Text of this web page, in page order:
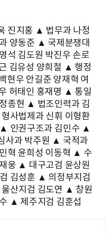
진지홍 ▲ 법무과 나정
양동준 ▲ 국제분쟁대
석 김도원 박진우 손로
김유성 양희철 ▲ 행정
현우 안길준 양재혁 여
허태인 홍재명 ▲ 통일
종현 ▲ 법조인력과 김
사법제과 신휘 이형환
인권구조과 김민수 ▲
사과 박주원 ▲ 국적과
혁 윤희성 이동혁 ▲ 수
웅 ▲ 대구고검 윤상원
김성훈 ▲ 의정부지검
산지검 김도연 ▲ 창원
▲ 제주지검 김훈섭